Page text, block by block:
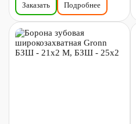
Заказать Подробнее